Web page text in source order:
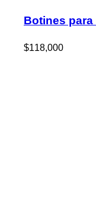
Botines
$118,000